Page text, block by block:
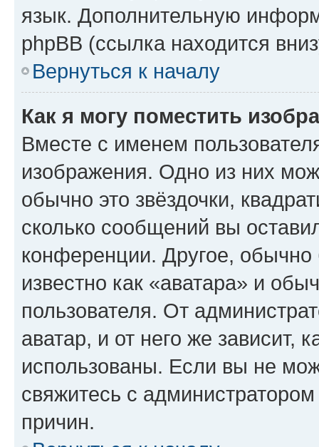
язык. Дополнительную
phpBB (ссылка находится
Вернуться к началу
Как я могу поместить
Вместе с именем
изображения. Одно из них
обычно это звёздочки,
сколько сообщений вы
конференции. Другое,
известно как «аватара» и
пользователя. От
аватар, и от него же зависит,
использованы. Если вы не
свяжитесь с
причин.